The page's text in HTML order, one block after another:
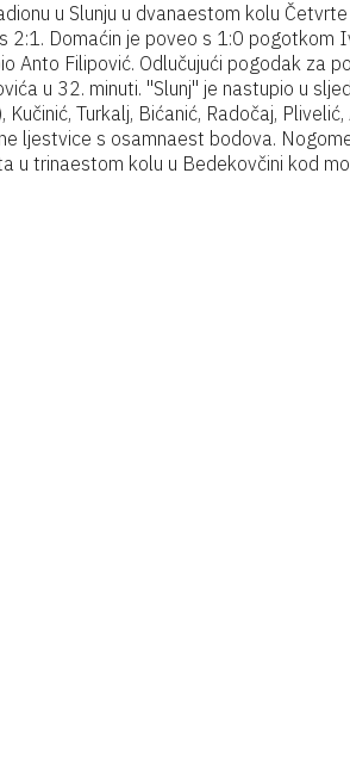
u Slunju u dvanaestom kolu
Domaćin je poveo s 1:0 pogotkom
Anto Filipović. Odlučujući pogodak za
u 32. minuti. "Slunj" je nastupio u
Turkalj, Bićanić, Radočaj,
ljestvice s osamnaest bodova.
trinaestom kolu u Bedekovčini kod